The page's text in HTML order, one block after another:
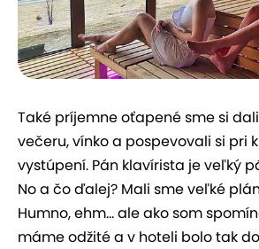
Také príjemne oťapené sme si
večeru, vínko a pospevovali si pri
vystúpení. Pán klavírista je veľký
No a čo ďalej? Mali sme veľké
Humno, ehm... ale ako som
máme odžité a v hoteli bolo tak